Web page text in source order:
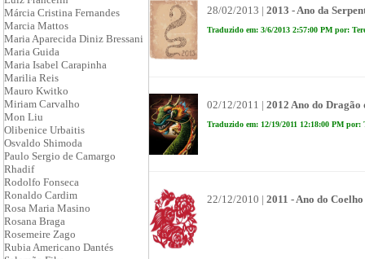
Márcia Cristina Fernandes
Marcia Mattos
Maria Aparecida Diniz Bressani
Maria Guida
Maria Isabel Carapinha
Marilia Reis
Mauro Kwitko
Miriam Carvalho
Mon Liu
Olibenice Urbaitis
Osvaldo Shimoda
Paulo Sergio de Camargo
Rhadif
Rodolfo Fonseca
Ronaldo Cardim
Rosa Maria Masino
Rosana Braga
Rosemeire Zago
Rubia Americano Dantés
28/02/2013 | 2013 - Ano da
Traduzido em: 3/6/2013 2:57:00 PM por:
02/12/2011 | 2012 Ano do Dragão
Traduzido em: 12/19/2011 12:18:00 PM
22/12/2010 | 2011 - Ano do